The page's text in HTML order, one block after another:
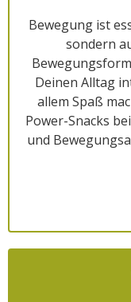
Bewegung ist
sondern
Deinen Alltag
allem Spaß
Power-Snacks
und